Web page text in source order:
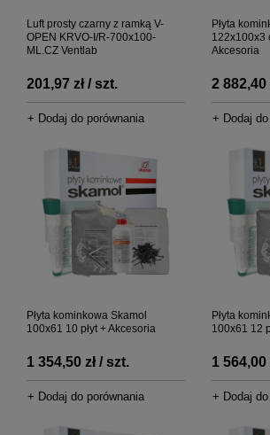
Luft prosty czarny z ramką V-
OPEN KRVO-I/R-700x100-
ML.CZ Ventlab
201,97 zł / szt.
+ Dodaj do porównania
Płyta
122x100x3
Akcesoria
2 882,40
+ Dodaj
Płyta kominkowa Skamol
100x61 10 płyt + Akcesoria
1 354,50 zł / szt.
+ Dodaj do porównania
Płyta
100x61 12
1 564,00
+ Dodaj